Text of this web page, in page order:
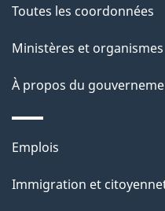
p
a
g
e
Toutes les coordonnées
Ministères et organismes
À propos du
Thèmes
sujets
Emplois
Immigration et